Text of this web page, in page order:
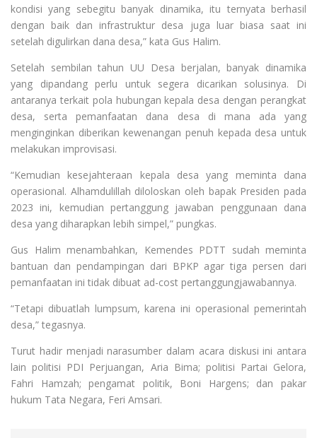
kondisi yang sebegitu banyak dinamika, itu ternyata berhasil
dengan baik dan infrastruktur desa juga luar biasa saat ini
setelah digulirkan dana desa,” kata Gus Halim.
Setelah sembilan tahun UU Desa berjalan, banyak dinamika
yang dipandang perlu untuk segera dicarikan solusinya. Di
antaranya terkait pola hubungan kepala desa dengan perangkat
desa, serta pemanfaatan dana desa di mana ada yang
menginginkan diberikan kewenangan penuh kepada desa untuk
melakukan improvisasi.
“Kemudian kesejahteraan kepala desa yang meminta dana
operasional. Alhamdulillah diloloskan oleh bapak Presiden pada
2023 ini, kemudian pertanggung jawaban penggunaan dana
desa yang diharapkan lebih simpel,” pungkas.
Gus Halim menambahkan, Kemendes PDTT sudah meminta
bantuan dan pendampingan dari BPKP agar tiga persen dari
pemanfaatan ini tidak dibuat ad-cost pertanggungjawabannya.
“Tetapi dibuatlah lumpsum, karena ini operasional pemerintah
desa,” tegasnya.
Turut hadir menjadi narasumber dalam acara diskusi ini antara
lain politisi PDI Perjuangan, Aria Bima; politisi Partai Gelora,
Fahri Hamzah; pengamat politik, Boni Hargens; dan pakar
hukum Tata Negara, Feri Amsari.